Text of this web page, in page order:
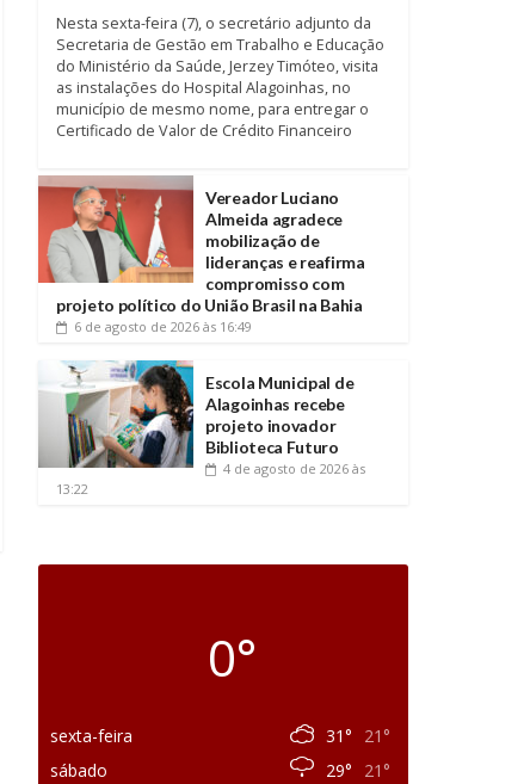
Nesta sexta-feira (7), o secretário adjunto da
Secretaria de Gestão em Trabalho e Educação
do Ministério da Saúde, Jerzey Timóteo, visita
as instalações do Hospital Alagoinhas, no
município de mesmo nome, para entregar o
Certificado de Valor de Crédito Financeiro
Vereador Luciano
Almeida agradece
mobilização de
lideranças e reafirma
compromisso com
projeto político do União Brasil na Bahia
6 de agosto de 2026 às 16:49
Escola Municipal de
Alagoinhas recebe
projeto inovador
Biblioteca Futuro
4 de agosto de 2026 às
13:22
0°
sexta-feira 31°
21°
sábado
29° 21°